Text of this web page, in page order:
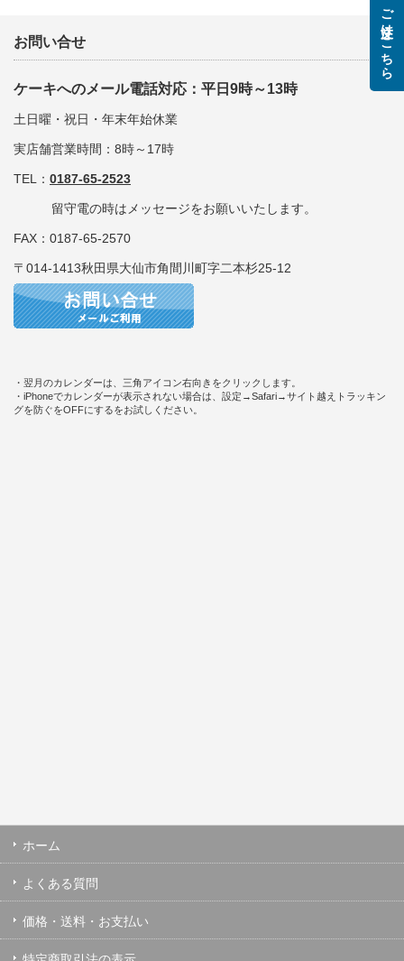
お問い合せ
ケーキへのメール電話対応：平日9時～13時
土日曜・祝日・年末年始休業
実店舗営業時間：8時～17時
TEL： 0187-65-2523
留守電の時はメッセージをお願いいたします。
FAX：0187-65-2570
〒014-1413秋田県大仙市角間川町字二本杉25-12
・翌月のカレンダーは、三角アイコン右向きをクリックします。
・iPhoneでカレンダーが表示されない場合は、設定→Safari→サイト越えトラッキン
グを防ぐをOFFにするをお試しください。
ホーム
よくある質問
価格・送料・お支払い
ご注文はこちら